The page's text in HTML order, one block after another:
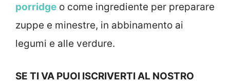
porridge o come ingrediente per preparare
zuppe e minestre, in abbinamento ai
legumi e alle verdure.
SE TI VA PUOI ISCRIVERTI AL NOSTRO